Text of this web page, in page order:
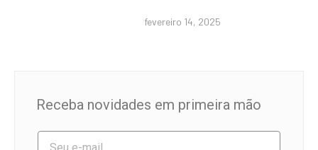
fevereiro 14, 2025
Receba novidades em primeira mão